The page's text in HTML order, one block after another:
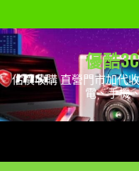
to
content
優酷
估價收購 直營門市加代
電、手機